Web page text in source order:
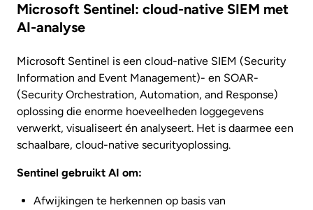
Microsoft Sentinel: cloud-native SIEM met
AI-analyse
Microsoft Sentinel is een cloud-native SIEM (Security
Information and Event Management)- en SOAR-
(Security Orchestration, Automation, and Response)
oplossing die enorme hoeveelheden loggegevens
verwerkt, visualiseert én analyseert. Het is daarmee een
schaalbare, cloud-native securityoplossing.
Sentinel gebruikt AI om:
Afwijkingen te herkennen op basis van